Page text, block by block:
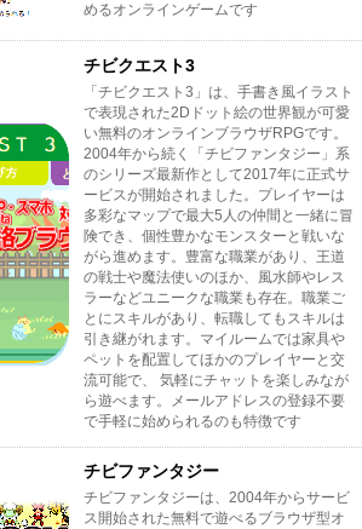
めるオンラインゲームです
チビクエスト3
「チビクエスト3」は、手書き風イラスト
で表現された2Dドット絵の世界観が可愛
い無料のオンラインブラウザRPGです。
2004年から続く「チビファンタジー」系
のシリーズ最新作として2017年に正式サ
ービスが開始されました。プレイヤーは
多彩なマップで最大5人の仲間と一緒に冒
険でき、個性豊かなモンスターと戦いな
がら進めます。豊富な職業があり、王道
の戦士や魔法使いのほか、風水師やレス
ラーなどユニークな職業も存在。職業ご
とにスキルがあり、転職してもスキルは
引き継がれます。マイルームでは家具や
ペットを配置してほかのプレイヤーと交
流可能で、 気軽にチャットを楽しみなが
ら遊べます。メールアドレスの登録不要
で手軽に始められるのも特徴です
チビファンタジー
チビファンタジーは、2004年からサービ
ス開始された無料で遊べるブラウザ型オ